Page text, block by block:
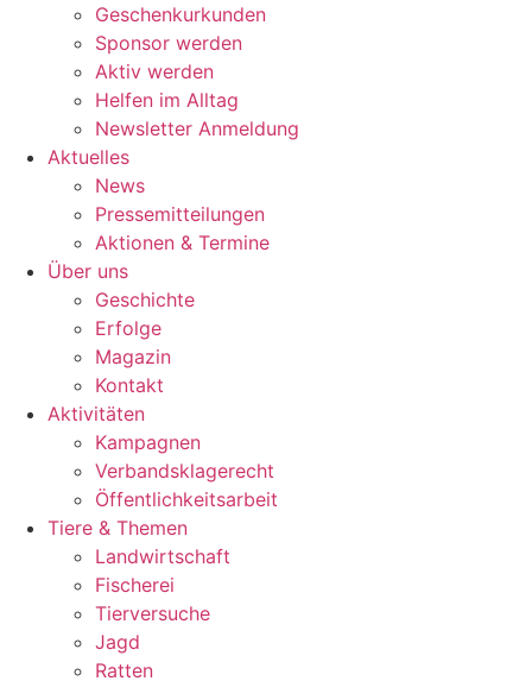
Geschenkurkunden
Sponsor werden
Aktiv werden
Helfen im Alltag
Newsletter Anmeldung
Aktuelles
News
Pressemitteilungen
Aktionen & Termine
Über uns
Geschichte
Erfolge
Magazin
Kontakt
Aktivitäten
Kampagnen
Verbandsklagerecht
Öffentlichkeitsarbeit
Tiere & Themen
Landwirtschaft
Fischerei
Tierversuche
Jagd
Ratten